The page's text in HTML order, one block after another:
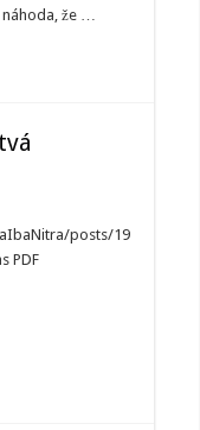
náhoda, že …
posts/19
PDF